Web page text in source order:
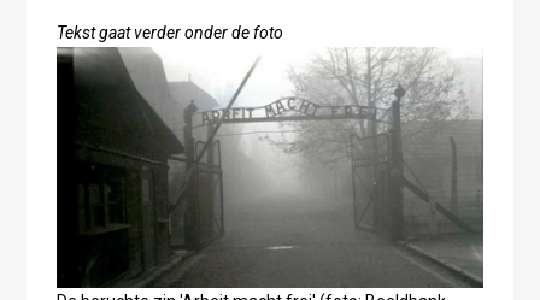
Tekst gaat verder onder de foto